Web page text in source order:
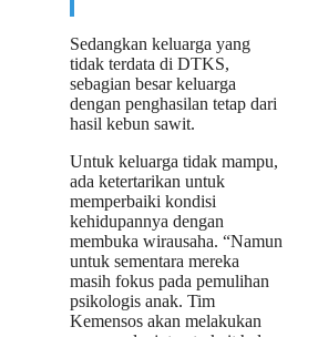
Sedangkan keluarga yang
tidak terdata di DTKS,
sebagian besar keluarga
dengan penghasilan tetap dari
hasil kebun sawit.
Untuk keluarga tidak mampu,
ada ketertarikan untuk
memperbaiki kondisi
kehidupannya dengan
membuka wirausaha. “Namun
untuk sementara mereka
masih fokus pada pemulihan
psikologis anak. Tim
Kemensos akan melakukan